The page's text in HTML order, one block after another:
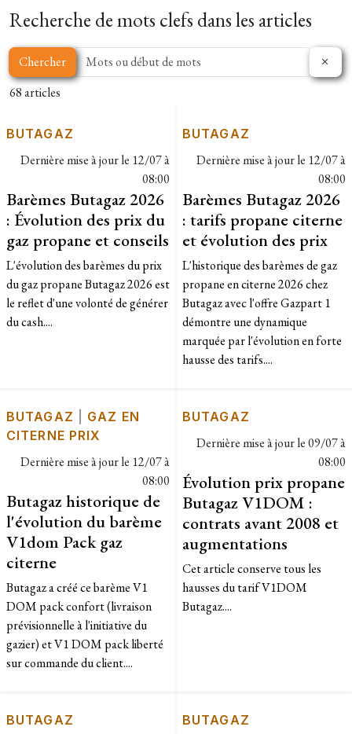
Recherche de mots clefs dans les articles
Chercher
68 articles
BUTAGAZ
Dernière mise à jour le 12/07 à
08:00
Barèmes Butagaz 2026
: Évolution des prix du
gaz propane et conseils
L'évolution des barèmes du prix
du gaz propane Butagaz 2026 est
le reflet d'une volonté de générer
du cash....
BUTAGAZ
Dernière mise à jour le 12/07 à
08:00
Barèmes Butagaz 2026
: tarifs propane citerne
et évolution des prix
L'historique des barèmes de gaz
propane en citerne 2026 chez
Butagaz avec l'offre Gazpart 1
démontre une dynamique
marquée par l'évolution en forte
hausse des tarifs....
BUTAGAZ
GAZ EN
CITERNE PRIX
Dernière mise à jour le 12/07 à
08:00
Butagaz historique de
l'évolution du barème
V1dom Pack gaz
citerne
Butagaz a créé ce barème V1
DOM pack confort (livraison
prévisionnelle à l'initiative du
gazier) et V1 DOM pack liberté
sur commande du client....
BUTAGAZ
Dernière mise à jour le09/07 à
08:00
Évolution prix propane
Butagaz V1DOM :
contrats avant 2008 et
augmentations
Cet article conserve tous les
hausses du tarif V1DOM
Butagaz....
BUTAGAZ BUTAGAZ